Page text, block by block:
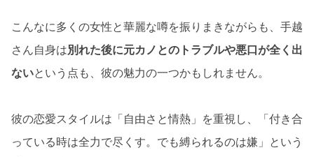
こんなに多くの女性と華麗な噂を振りまきながらも、手越
さん自身は別れた後に元カノとのトラブルや悪口が全く出
ないという点も、彼の魅力の一つかもしれません。
彼の恋愛スタイルは「自由さと情熱」を重視し、「付き合
っている時は全力で尽くす。でも縛られるのは嫌」という